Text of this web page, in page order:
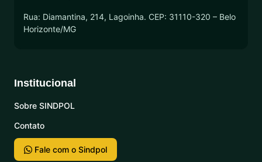
Rua: Diamantina, 214, Lagoinha. CEP: 31110-320 – Belo
Horizonte/MG
Institucional
Sobre SINDPOL
Contato
Fale com o Sindpol